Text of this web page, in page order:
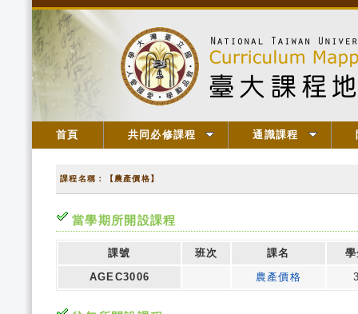
首頁 共同必修課程 通識課程
課程名稱：【農產價格】
當學期所開設課程
課號 班次 課名
AGEC3006
農產價格